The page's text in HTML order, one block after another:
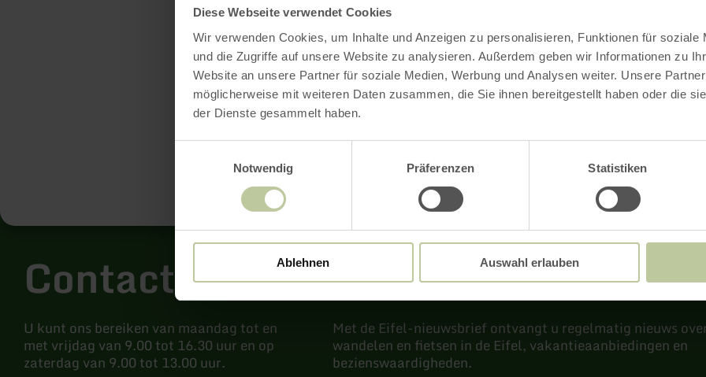
Diese Webseite verwendet Cookies
Wir verwenden Cookies, um Inhalte und Anzeigen zu personalisieren, Funktionen für soziale
und die Zugriffe auf unsere Website zu analysieren. Außerdem geben wir Informationen zu
Website an unsere Partner für soziale Medien, Werbung und Analysen weiter. Unsere
möglicherweise mit weiteren Daten zusammen, die Sie ihnen bereitgestellt haben oder die
der Dienste gesammelt haben.
Notwendig
Präferenzen Statistiken
Ablehnen Auswahl erlauben
Waarom heeft het bos zonlicht nodig?
En welke dieren maken gebruik van de holtes in de oude
Draai de kubussen goed naar elkaar toe.
Dan kom je erachter!
Contact
U kunt ons bereiken van maandag tot en
met vrijdag van 9.00 tot 16.30 uur en op
zaterdag van 9.00 tot 13.00 uur.
Nieuwsbrief
Met de Eifel-nieuwsbrief ontvangt u regelmatig nieuws
wandelen en fietsen in de Eifel, vakantieaanbiedingen en
bezienswaardigheden.